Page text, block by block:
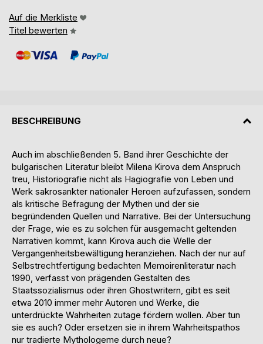
Auf die Merkliste
Titel bewerten
BESCHREIBUNG
Auch im abschließenden 5. Band ihrer Geschichte der
bulgarischen Literatur bleibt Milena Kirova dem Anspruch
treu, Historiografie nicht als Hagiografie von Leben und
Werk sakrosankter nationaler Heroen aufzufassen, sondern
als kritische Befragung der Mythen und der sie
begründenden Quellen und Narrative. Bei der Untersuchung
der Frage, wie es zu solchen für ausgemacht geltenden
Narrativen kommt, kann Kirova auch die Welle der
Vergangenheitsbewältigung heranziehen. Nach der nur auf
Selbstrechtfertigung bedachten Memoirenliteratur nach
1990, verfasst von prägenden Gestalten des
Staatssozialismus oder ihren Ghostwritern, gibt es seit
etwa 2010 immer mehr Autoren und Werke, die
unterdrückte Wahrheiten zutage fördern wollen. Aber tun
sie es auch? Oder ersetzen sie in ihrem Wahrheitspathos
nur tradierte Mythologeme durch neue?